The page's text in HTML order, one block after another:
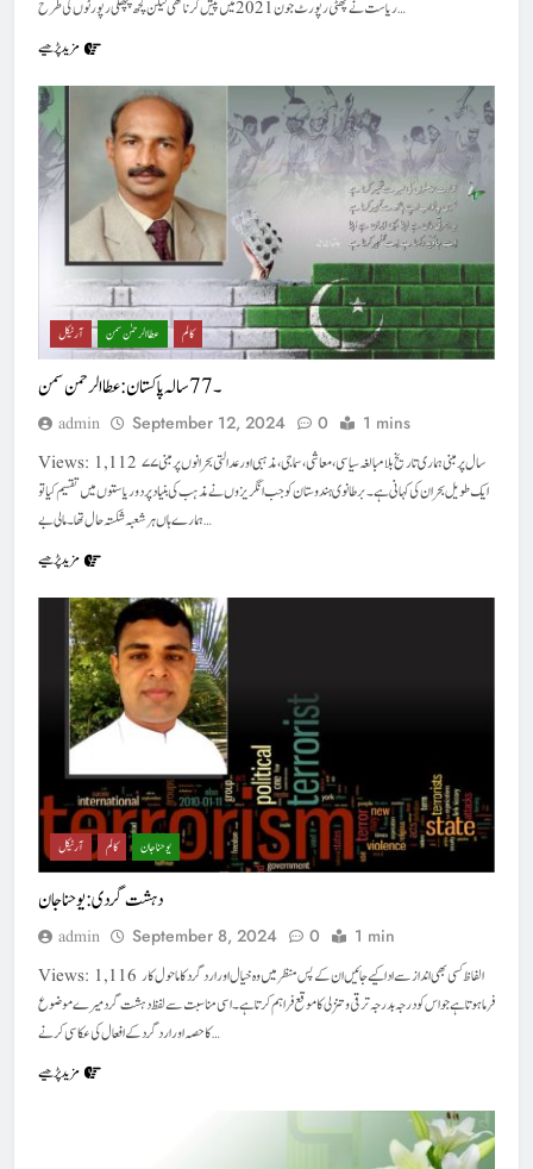
ریاست نے چھٹی رپورٹ جون 2021 میں پیش کرنا تھی لیکن کچھ پچھلی رپورٹوں کی طرح…
مزید پڑھیے
آرٹیکل عطا الرحمٰن سمن کالم
۔ 77سالہ پاکستان : عطا الرحمن سمن
admin September 12, 2024 0 1 mins
Views: 1,112 ۷۷سال پر مبنی ہماری تاریخ بلا مبالغہ سیاسی ، معاشی ، سماجی ، مذہبی اور عدالتی بحرانوں پر مبنی
ایک طویل بحران کی کہانی ہے۔ برطانوی ہندو ستا ن کو جب انگریزوں نے مذہب کی بنیاد پر دو ریاستوں میں تقسیم کیا تو
ہمارے ہاں ہر شعبہ شکستہ حا ل تھا۔ مالی بے…
مزید پڑھیے
آرٹیکل کالم یوحنا جان
دہشت گردی : یوحناجان
admin September 8, 2024 0 1 min
Views: 1,116 الفاظ کسی بھی انداز سے ادا کیے جائیں ان کے پس منظر میں وہ خیال اور اردگرد کا ماحول کار
فرما ہوتا ہے جو اس کو درجہ بدرجہ ترقی و تنزلی کا موقع فراہم کرتا ہے۔ اسی مناسبت سے لفظ دہشت گرد میرے موضوع
کا حصہ اور اردگرد کے افعال کی عکاسی کرنے…
مزید پڑھیے